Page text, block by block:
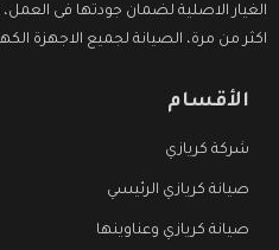
الغيار الاصلية لضمان جودتها فى
اكثر من مرة، الصيانة لجميع الاجهزة
الأقسام
شركة كريازي
صيانة كريازي الرئيسي
صيانة كريازي وعناوينها